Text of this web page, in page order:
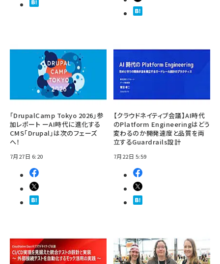
「DrupalCamp Tokyo 2026」参
加レポート ーAI時代に進化する
CMS「Drupal」は次のフェーズ
へ！
7月27日 6:20
【クラウドネイティブ会議】AI時代
のPlatform Engineeringはどう
変わるのか――開発速度と品質を両
立するGuardrails設計
7月22日 5:59